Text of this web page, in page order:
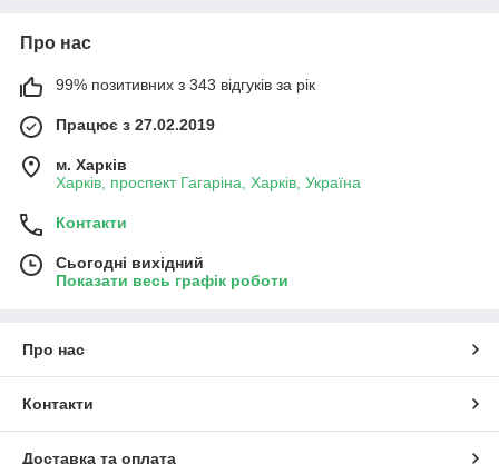
Про нас
99% позитивних з 343 відгуків за рік
Працює з 27.02.2019
м. Харків
Харків, проспект Гагаріна, Харків, Україна
Контакти
Сьогодні вихідний
Показати весь графік роботи
Про нас
Контакти
Доставка та оплата